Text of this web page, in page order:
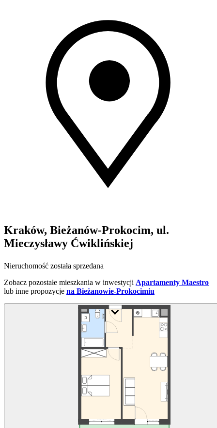
Kraków, Bieżanów-Prokocim, ul.
Mieczysławy Ćwiklińskiej
Nieruchomość została sprzedana
Zobacz pozostałe mieszkania w inwestycji Apartamenty Maestro
lub inne propozycje na Bieżanowie-Prokocimiu